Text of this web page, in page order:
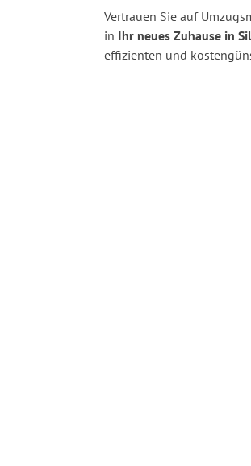
Vertrauen Sie auf
in Ihr neues Zuhause in
effizienten und